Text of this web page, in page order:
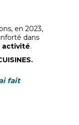
en 2023,
dans
activité.
fait